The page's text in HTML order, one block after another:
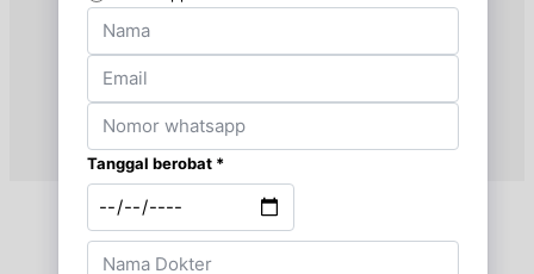
Sabtu, 29/08/2026
Jam 14:00 - 16:00
Senin, 31/08/2026
Jam 19:00 - 21:00
Selasa, 01/09/2026